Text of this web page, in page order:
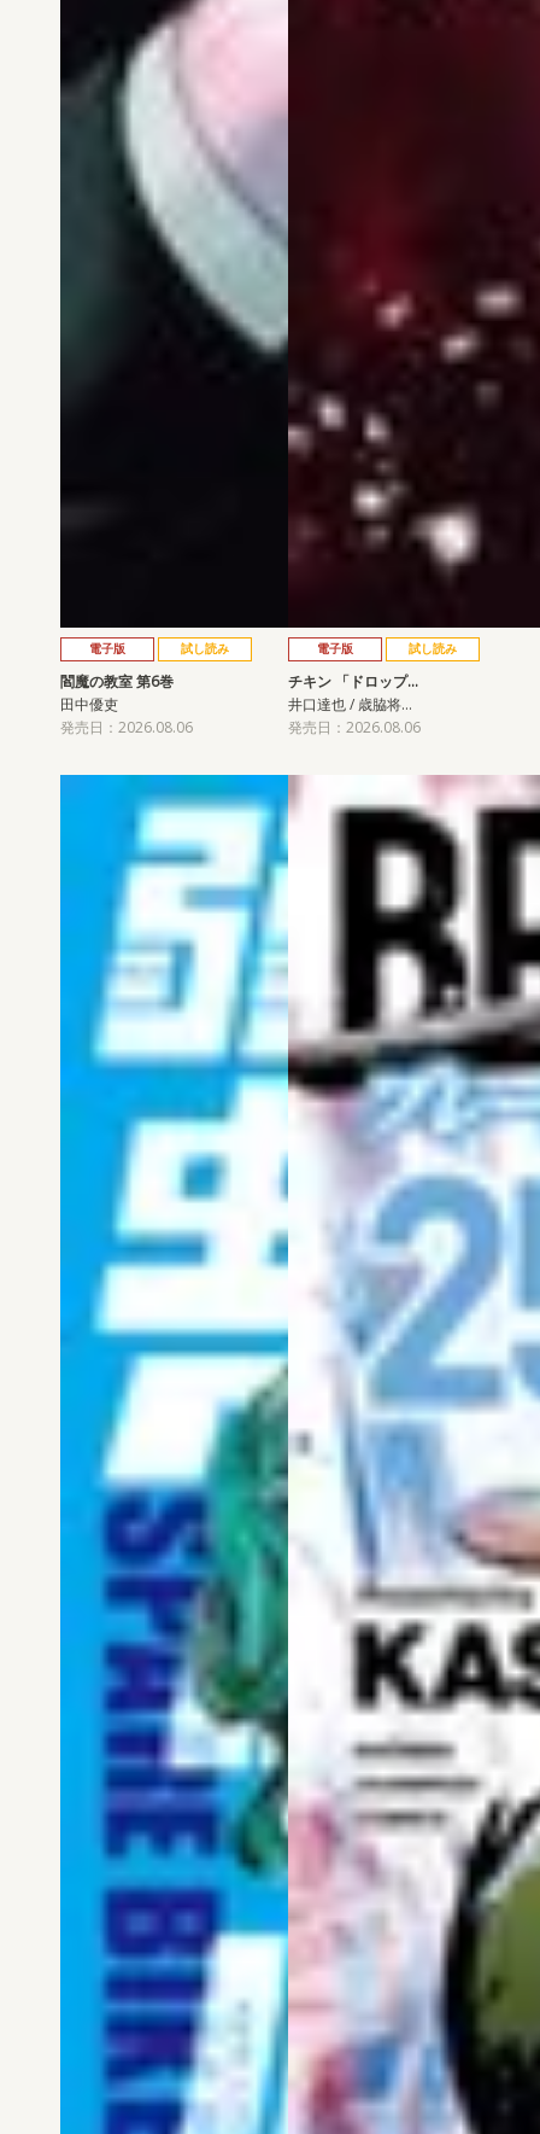
電子版 試し読み
閻魔の教室 第6巻
田中優吏
発売日：2026.08.06
電子版 試し読み
チキン 「ドロップ…
井口達也 / 歳脇将…
発売日：2026.08.06